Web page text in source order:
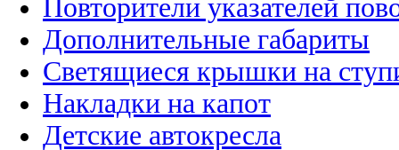
Повторители указателей
Дополнительные габариты
Светящиеся крышки на
Накладки на капот
Детские автокресла